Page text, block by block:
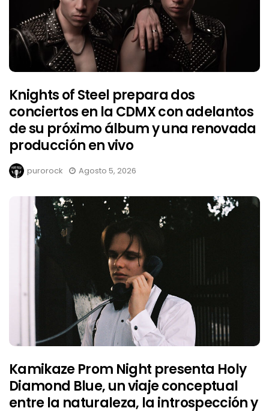
Knights of Steel prepara dos
conciertos en la CDMX con adelantos
de su próximo álbum y una renovada
producción en vivo
purorock Agosto 5, 2026
Kamikaze Prom Night presenta Holy
Diamond Blue, un viaje conceptual
entre la naturaleza, la introspección y